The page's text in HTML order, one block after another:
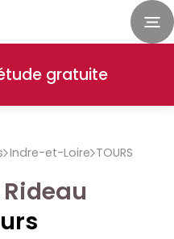
gratuite
Indre-et-Loire TOURS